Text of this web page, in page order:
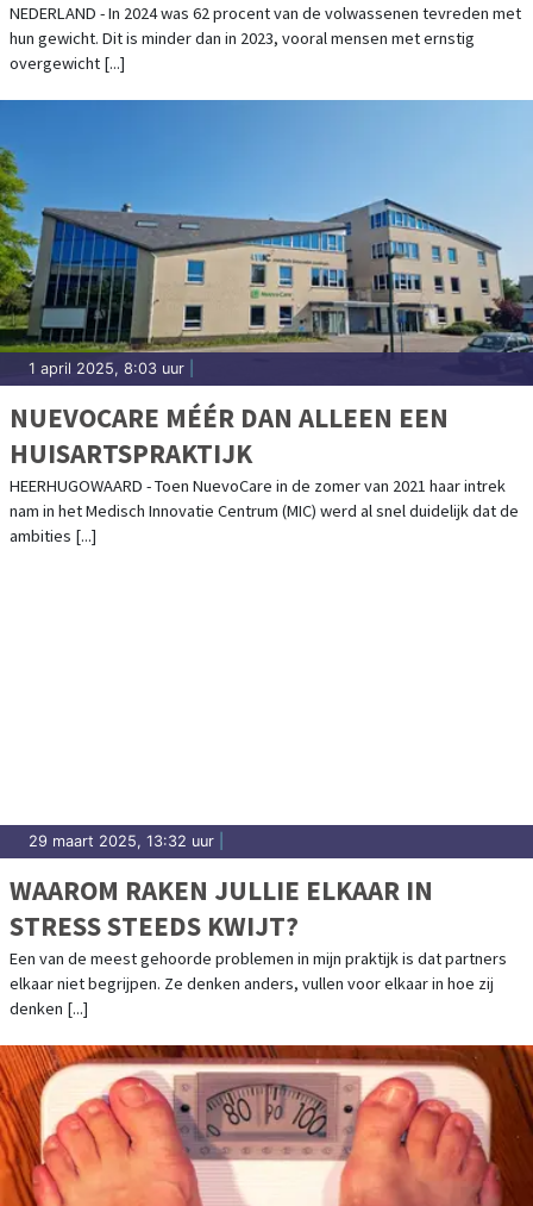
NEDERLAND - In 2024 was 62 procent van de volwassenen tevreden met
hun gewicht. Dit is minder dan in 2023, vooral mensen met ernstig
overgewicht [...]
1 april 2025, 8:03 uur
NUEVOCARE MÉÉR DAN ALLEEN EEN
HUISARTSPRAKTIJK
HEERHUGOWAARD - Toen NuevoCare in de zomer van 2021 haar intrek
nam in het Medisch Innovatie Centrum (MIC) werd al snel duidelijk dat de
ambities [...]
29 maart 2025, 13:32 uur
WAAROM RAKEN JULLIE ELKAAR IN
STRESS STEEDS KWIJT?
Een van de meest gehoorde problemen in mijn praktijk is dat partners
elkaar niet begrijpen. Ze denken anders, vullen voor elkaar in hoe zij
denken [...]